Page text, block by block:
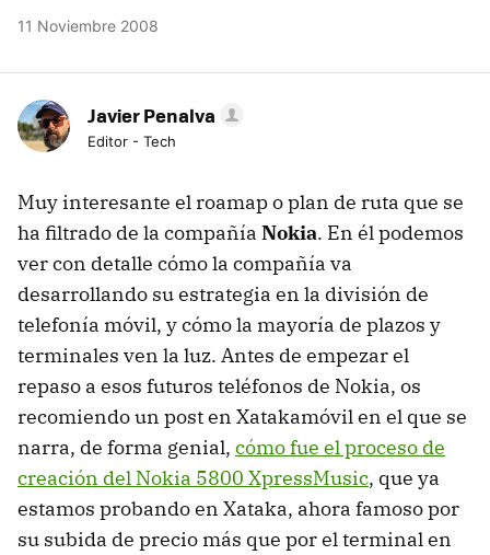
11 Noviembre 2008
Javier Penalva
Editor - Tech
Muy interesante el roamap o plan de ruta que se
ha filtrado de la compañía Nokia. En él podemos
ver con detalle cómo la compañía va
desarrollando su estrategia en la división de
telefonía móvil, y cómo la mayoría de plazos y
terminales ven la luz. Antes de empezar el
repaso a esos futuros teléfonos de Nokia, os
recomiendo un post en Xatakamóvil en el que se
narra, de forma genial, cómo fue el proceso de
creación del Nokia 5800 XpressMusic, que ya
estamos probando en Xataka, ahora famoso por
su subida de precio más que por el terminal en